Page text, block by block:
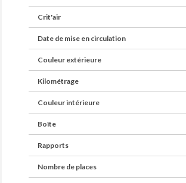
Crit'air
Date de mise en circulation
Couleur extérieure
Kilométrage
Couleur intérieure
Boîte
Rapports
Nombre de places